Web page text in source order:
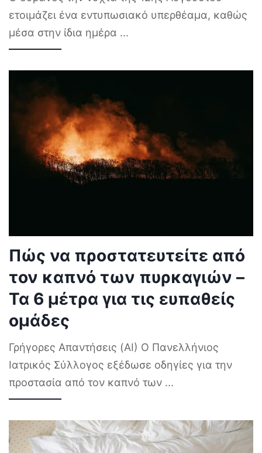
ετοιμάζει ένα εντυπωσιακό υπερθέαμα, καθώς
μέσα στην ίδια ημέρα ...
Πώς να προστατευτείτε από
τον καπνό των πυρκαγιών –
Τα 6 μέτρα για τις ευπαθείς
ομάδες
Γρήγορες Απαντήσεις (AI) Ο Πανελλήνιος
Ιατρικός Σύλλογος εξέδωσε οδηγίες για την
προστασία από τον καπνό των ...